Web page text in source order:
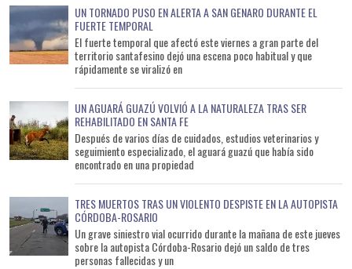
UN TORNADO PUSO EN ALERTA A SAN GENARO DURANTE EL
FUERTE TEMPORAL
El fuerte temporal que afectó este viernes a gran parte del
territorio santafesino dejó una escena poco habitual y que
rápidamente se viralizó en
UN AGUARÁ GUAZÚ VOLVIÓ A LA NATURALEZA TRAS SER
REHABILITADO EN SANTA FE
Después de varios días de cuidados, estudios veterinarios y
seguimiento especializado, el aguará guazú que había sido
encontrado en una propiedad
TRES MUERTOS TRAS UN VIOLENTO DESPISTE EN LA AUTOPISTA
CÓRDOBA-ROSARIO
Un grave siniestro vial ocurrido durante la mañana de este jueves
sobre la autopista Córdoba-Rosario dejó un saldo de tres
personas fallecidas y un